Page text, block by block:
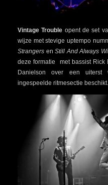
Vintage Trouble opent de set
wijze met stevige uptempo
Strangers enStill And Always
deze formatie met bassist Rick
Danielson over een uiterst
ingespeelde ritmesectie beschikt.